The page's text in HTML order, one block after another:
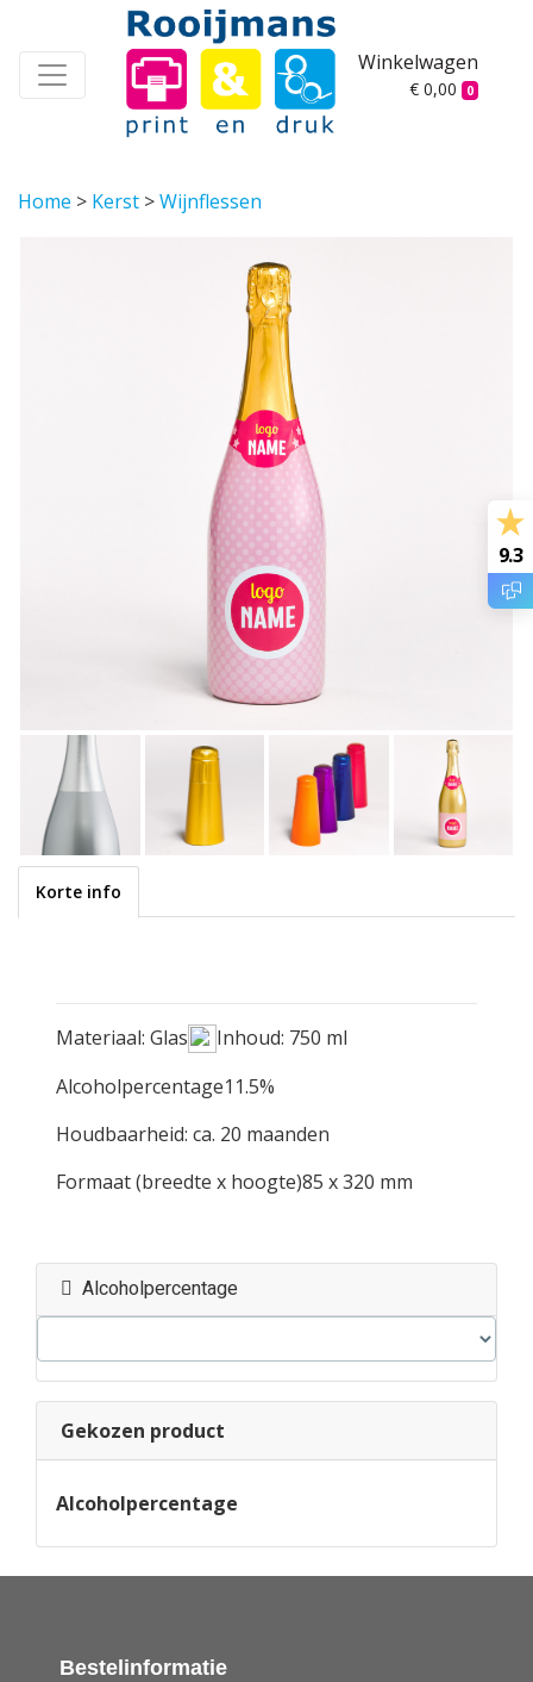
Winkelwagen
€ 0,00 0
Home > Kerst >Wijnflessen
Korte info
Materiaal: Glas
Inhoud: 750 ml
Alcoholpercentage11.5%
Houdbaarheid: ca. 20 maanden
Formaat (breedte x hoogte)85 x 320 mm
Alcoholpercentage
Gekozen product
Alcoholpercentage
Bestelinformatie
9.3